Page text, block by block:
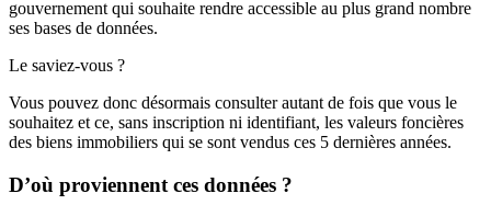
gouvernement qui souhaite rendre accessible au plus grand nombre
ses bases de données.
Le saviez-vous ?
Vous pouvez donc désormais consulter autant de fois que vous le
souhaitez et ce, sans inscription ni identifiant, les valeurs foncières
des biens immobiliers qui se sont vendus ces 5 dernières années.
D’où proviennent ces données ?